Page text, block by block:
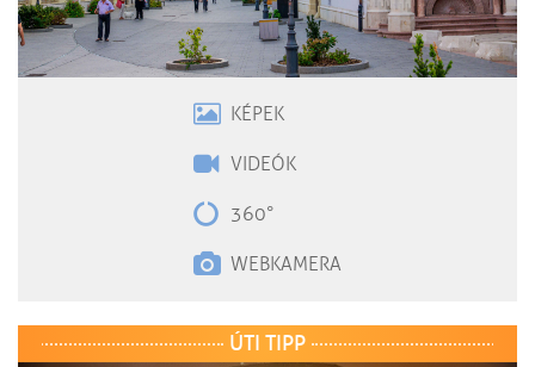
KÉPEK
VIDEÓK
360°
WEBKAMERA
ÚTI TIPP